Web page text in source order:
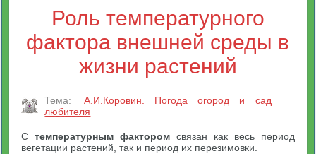
Роль температурного
фактора внешней среды в
жизни растений
Тема:
А.И.Коровин. Погода огород и сад
любителя
Стемпературным фактором связан как весь период
вегетации растений, так и период их перезимовки.